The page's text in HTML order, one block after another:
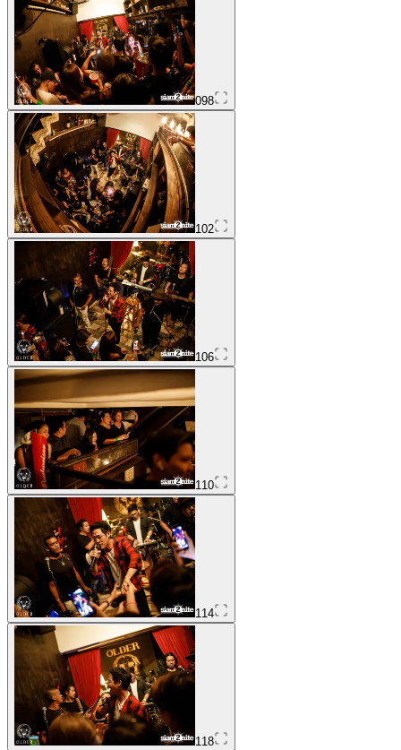
098
102
106
110
114
118